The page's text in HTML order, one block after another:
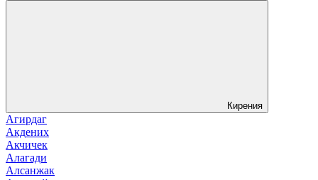
Кирения
Агирдаг
Акдених
Акчичек
Алагади
Алсанжак